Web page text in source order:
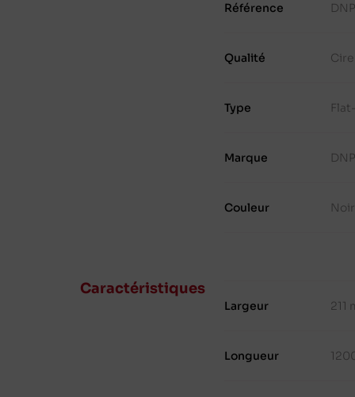
Référence
Qualité Cire
Type
Marque DNP
Couleur Noir
Caractéristiques
Largeur 211
Longueur